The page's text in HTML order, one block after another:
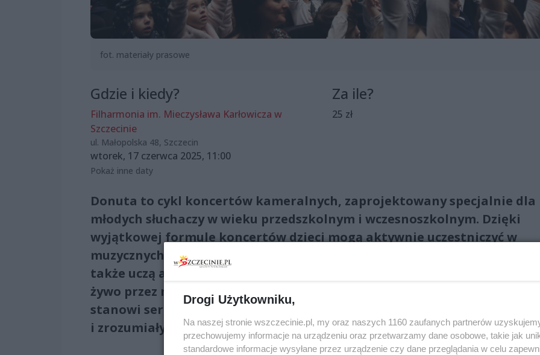
fot. materiały prasowe
Gdzie i kiedy?
Filharmonia im. Mieczysława Karłowicza w
Szczecinie
ul. Małopolska 48, Szczecin
wtorek, 17 czerwca 2025, 11:00
Za ile?
25 zł
Pokaż inne daty
Donuta to cykl koncertów kameralnych, zaprojektowany specjalnie dla
młodych słuchaczy w wieku przedszkolnym i wczesnoszkolnym. Dzięki
wyjątkowej formule koncertów dzieci mogą aktywnie uczestniczyć w
muzycznych podróżach, które nie tylko wzbogacają ich doświadczenia,
także uczą aktywnego słuchania i wrażliwości na dźwięki. Muzyka grana
żywo przez muzyków Filharmonii im. Mieczysława Karłowicza w Szczecinie
stanowi serce tych wydarzeń, łącząc teorię z praktyką w sposób
i zrozumiały dla najmłodszych.
Drogi Użytkowniku,
Na naszej stronie wszczecinie.pl, my oraz naszych 1160 zaufanych partnerów
przechowujemy informacje na urządzeniu oraz przetwarzamy dane osobowe, takie jak
standardowe informacje wysyłane przez urządzenie czy dane przeglądania w celu